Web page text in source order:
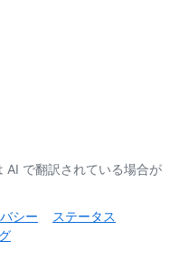
AI で翻訳されている場合が
シー
ステータス